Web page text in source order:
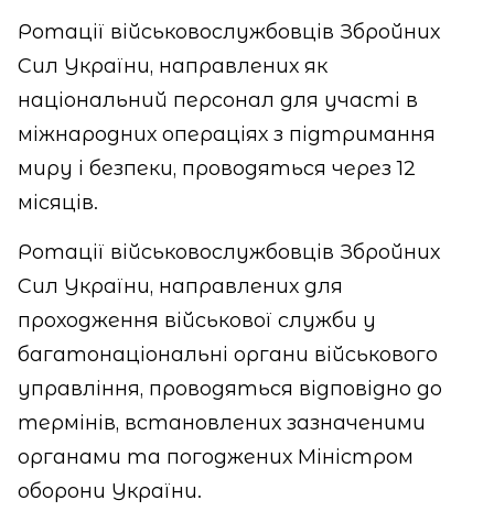
Ротації військовослужбовців Збройних
Сил України, направлених як
національний персонал для участі в
міжнародних операціях з підтримання
миру і безпеки, проводяться через 12
місяців.
Ротації військовослужбовців Збройних
Сил України, направлених для
проходження військової служби у
багатонаціональні органи військового
управління, проводяться відповідно до
термінів, встановлених зазначеними
органами та погоджених Міністром
оборони України.